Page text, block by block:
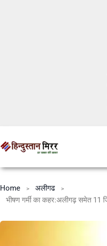
Home
अलीगढ